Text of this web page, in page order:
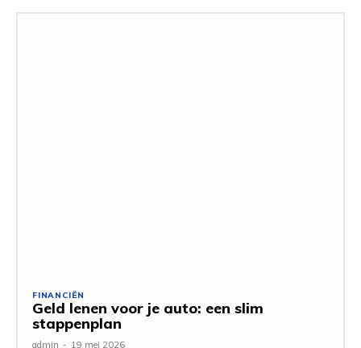
FINANCIËN
Geld lenen voor je auto: een slim
stappenplan
admin - 19 mei 2026